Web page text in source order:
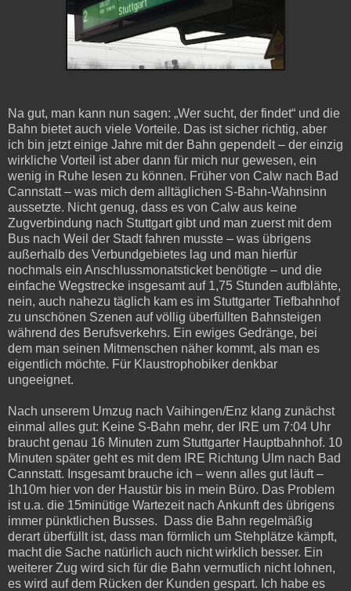
Na gut, man kann nun sagen: „Wer sucht, der findet“ und die
Bahn bietet auch viele Vorteile. Das ist sicher richtig, aber
ich bin jetzt einige Jahre mit der Bahn gependelt – der einzig
wirkliche Vorteil ist aber dann für mich nur gewesen, ein
wenig in Ruhe lesen zu können. Früher von Calw nach Bad
Cannstatt – was mich dem alltäglichen S-Bahn-Wahnsinn
aussetzte. Nicht genug, dass es von Calw aus keine
Zugverbindung nach Stuttgart gibt und man zuerst mit dem
Bus nach Weil der Stadt fahren musste – was übrigens
außerhalb des Verbundgebietes lag und man hierfür
nochmals ein Anschlussmonatsticket benötigte – und die
einfache Wegstrecke insgesamt auf 1,75 Stunden aufblähte,
nein, auch nahezu täglich kam es im Stuttgarter Tiefbahnhof
zu unschönen Szenen auf völlig überfüllten Bahnsteigen
während des Berufsverkehrs. Ein ewiges Gedränge, bei
dem man seinen Mitmenschen näher kommt, als man es
eigentlich möchte. Für Klaustrophobiker denkbar
ungeeignet.
Nach unserem Umzug nach Vaihingen/Enz klang zunächst
einmal alles gut: Keine S-Bahn mehr, der IRE um 7:04 Uhr
braucht genau 16 Minuten zum Stuttgarter Hauptbahnhof. 10
Minuten später geht es mit dem IRE Richtung Ulm nach Bad
Cannstatt. Insgesamt brauche ich – wenn alles gut läuft –
1h10m hier von der Haustür bis in mein Büro. Das Problem
ist u.a. die 15minütige Wartezeit nach Ankunft des übrigens
immer pünktlichen Busses. Dass die Bahn regelmäßig
derart überfüllt ist, dass man förmlich um Stehplätze kämpft,
macht die Sache natürlich auch nicht wirklich besser. Ein
weiterer Zug wird sich für die Bahn vermutlich nicht lohnen,
es wird auf dem Rücken der Kunden gespart. Ich habe es